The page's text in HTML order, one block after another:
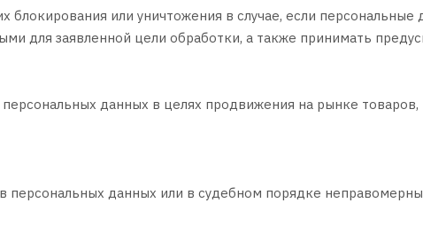
блокирования или уничтожения в случае, если
для заявленной цели обработки, а также принимать
данных в целях продвижения на рынке товаров,
данных или в судебном порядке